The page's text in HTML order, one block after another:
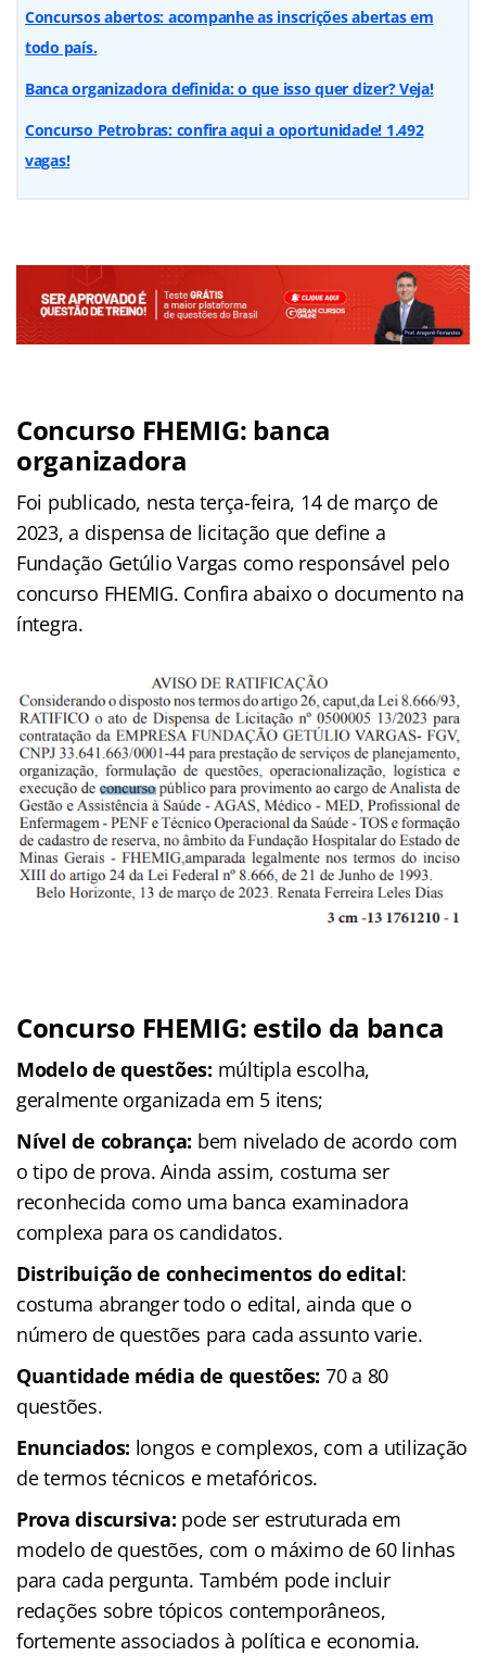
Concursos abertos: acompanhe as inscrições abertas em
todo país.
Banca organizadora definida: o que isso quer dizer? Veja!
Concurso Petrobras: confira aqui a oportunidade! 1.492
vagas!
Concurso FHEMIG: banca
organizadora
Foi publicado, nesta terça-feira, 14 de março de
2023, a dispensa de licitação que define a
Fundação Getúlio Vargas como responsável pelo
concurso FHEMIG. Confira abaixo o documento na
íntegra.
Concurso FHEMIG: estilo da banca
Modelo de questões: múltipla escolha,
geralmente organizada em 5 itens;
Nível de cobrança: bem nivelado de acordo com
o tipo de prova. Ainda assim, costuma ser
reconhecida como uma banca examinadora
complexa para os candidatos.
Distribuição de conhecimentos do edital:
costuma abranger todo o edital, ainda que o
número de questões para cada assunto varie.
Quantidade média de questões: 70 a 80
questões.
Enunciados: longos e complexos, com a utilização
de termos técnicos e metafóricos.
Prova discursiva: pode ser estruturada em
modelo de questões, com o máximo de 60 linhas
para cada pergunta. Também pode incluir
redações sobre tópicos contemporâneos,
fortemente associados à política e economia.